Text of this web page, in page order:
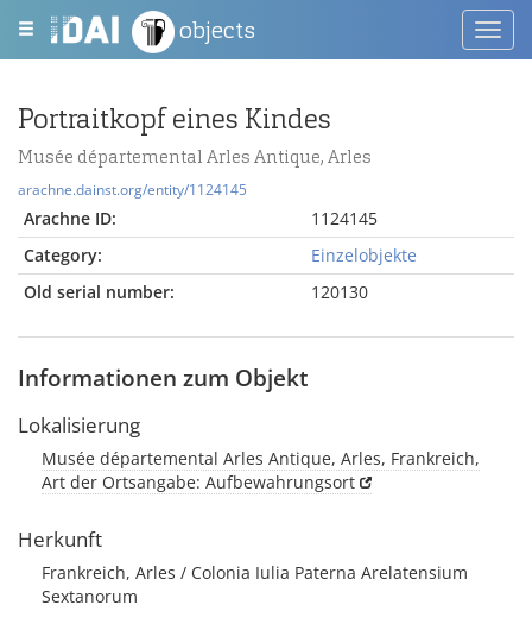
objects
Portraitkopf eines Kindes
Musée départemental Arles Antique, Arles
arachne.dainst.org/entity/1124145
Arachne ID:
1124145
Category:
Einzelobjekte
Old serial number:
120130
Informationen zum Objekt
Lokalisierung
Musée départemental Arles Antique, Arles, Frankreich,
Art der Ortsangabe: Aufbewahrungsort
Herkunft
Frankreich, Arles / Colonia Iulia Paterna Arelatensium
Sextanorum